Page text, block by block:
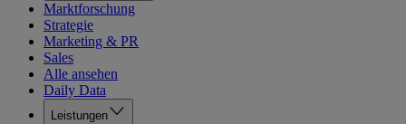
Marktforschung
Strategie
Marketing & PR
Sales
Alle ansehen
Daily Data
Leistungen